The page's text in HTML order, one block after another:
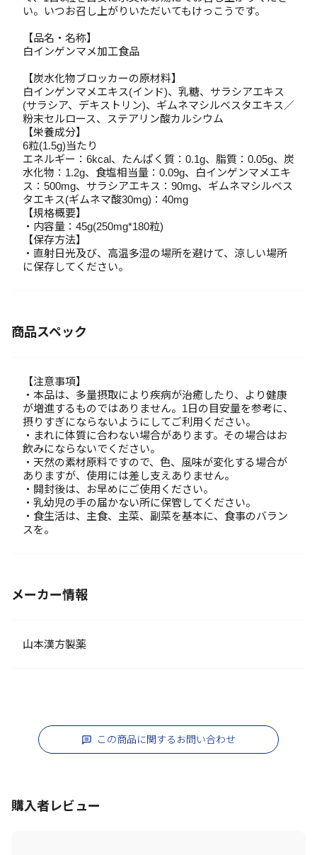
い。いつお召し上がりいただいてもけっこうです。
【品名・名称】
白インゲンマメ加工食品
【炭水化物ブロッカーの原材料】
白インゲンマメエキス(インド)、乳糖、サラシアエキス
(サラシア、デキストリン)、ギムネマシルベスタエキス／
粉末セルロース、ステアリン酸カルシウム
【栄養成分】
6粒(1.5g)当たり
エネルギー：6kcal、たんぱく質：0.1g、脂質：0.05g、炭
水化物：1.2g、食塩相当量：0.09g、白インゲンマメエキ
ス：500mg、サラシアエキス：90mg、ギムネマシルベス
タエキス(ギムネマ酸30mg)：40mg
【規格概要】
・内容量：45g(250mg*180粒)
【保存方法】
・直射日光及び、高温多湿の場所を避けて、涼しい場所
に保存してください。
商品スペック
【注意事項】
・本品は、多量摂取により疾病が治癒したり、より健康
が増進するものではありません。1日の目安量を参考に、
摂りすぎにならないようにしてご利用ください。
・まれに体質に合わない場合があります。その場合はお
飲みにならないでください。
・天然の素材原料ですので、色、風味が変化する場合が
ありますが、使用には差し支えありません。
・開封後は、お早めにご使用ください。
・乳幼児の手の届かない所に保管してください。
・食生活は、主食、主菜、副菜を基本に、食事のバラン
スを。
メーカー情報
山本漢方製薬
この商品に関するお問い合わせ
購入者レビュー